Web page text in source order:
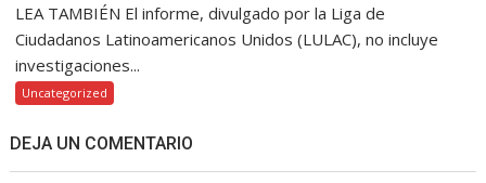
LEA TAMBIÉN El informe, divulgado por la Liga de
Ciudadanos Latinoamericanos Unidos (LULAC), no incluye
investigaciones...
Uncategorized
DEJA UN COMENTARIO